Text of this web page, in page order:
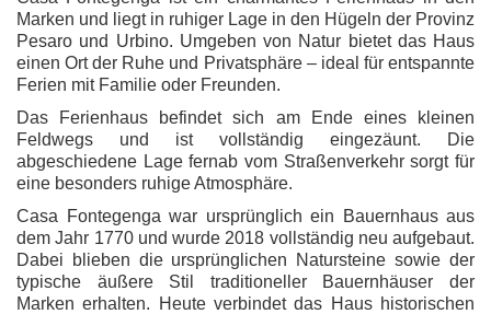
Marken und liegt in ruhiger Lage in den Hügeln der Provinz
Pesaro und Urbino. Umgeben von Natur bietet das Haus
einen Ort der Ruhe und Privatsphäre – ideal für entspannte
Ferien mit Familie oder Freunden.
Das Ferienhaus befindet sich am Ende eines kleinen
Feldwegs und ist vollständig eingezäunt. Die
abgeschiedene Lage fernab vom Straßenverkehr sorgt für
eine besonders ruhige Atmosphäre.
Casa Fontegenga war ursprünglich ein Bauernhaus aus
dem Jahr 1770 und wurde 2018 vollständig neu aufgebaut.
Dabei blieben die ursprünglichen Natursteine sowie der
typische äußere Stil traditioneller Bauernhäuser der
Marken erhalten. Heute verbindet das Haus historischen